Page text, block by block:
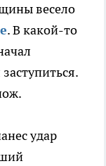
весело
. В какой-то
удар